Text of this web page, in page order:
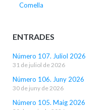
Comella
ENTRADES
Número 107. Juliol 2026
31 de juliol de 2026
Número 106. Juny 2026
30 de juny de 2026
Número 105. Maig 2026